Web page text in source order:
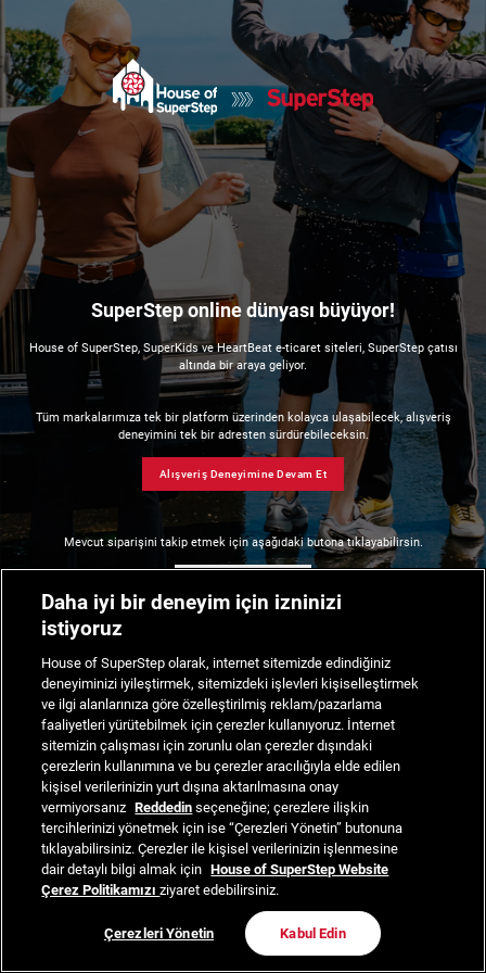
SuperStep online dünyası büyüyor!
House of SuperStep, SuperKids ve HeartBeat e-ticaret siteleri, SuperStep çatısı
altında bir araya geliyor.
Tüm markalarımıza tek bir platform üzerinden kolayca ulaşabilecek, alışveriş
deneyimini tek bir adresten sürdürebileceksin.
Alışveriş Deneyimine Devam Et
Mevcut siparişini takip etmek için aşağıdaki butona tıklayabilirsin.
Daha iyi bir deneyim için izninizi
istiyoruz
House of SuperStep olarak, internet sitemizde edindiğiniz
deneyiminizi iyileştirmek, sitemizdeki işlevleri kişiselleştirmek
ve ilgi alanlarınıza göre özelleştirilmiş reklam/pazarlama
faaliyetleri yürütebilmek için çerezler kullanıyoruz. İnternet
sitemizin çalışması için zorunlu olan çerezler dışındaki
çerezlerin kullanımına ve bu çerezler aracılığıyla elde edilen
kişisel verilerinizin yurt dışına aktarılmasına onay
vermiyorsanız Reddedin seçeneğine; çerezlere ilişkin
tercihlerinizi yönetmek için ise “Çerezleri Yönetin” butonuna
tıklayabilirsiniz. Çerezler ile kişisel verilerinizin işlenmesine
dair detaylı bilgi almak için House of SuperStep Website
Çerez Politikamızıziyaret edebilirsiniz.
Çerezleri Yönetin Kabul Edin